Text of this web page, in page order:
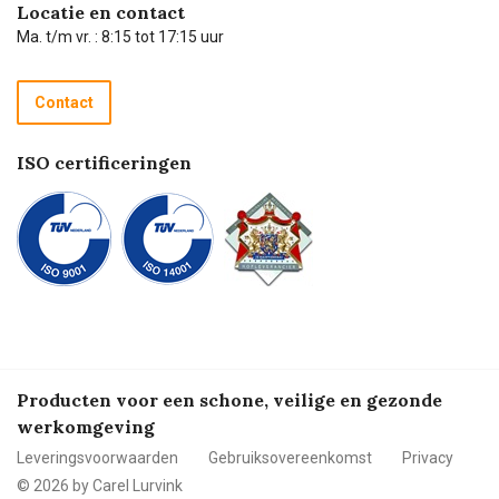
Technische dienst
Recycle programma
Betalen
Locatie en contact
Ma. t/m vr. : 8:15 tot 17:15 uur
Contact
ISO certificeringen
Producten voor een schone, veilige en gezonde
werkomgeving
Leveringsvoorwaarden Gebruiksovereenkomst
Privacy
© 2026 by Carel Lurvink